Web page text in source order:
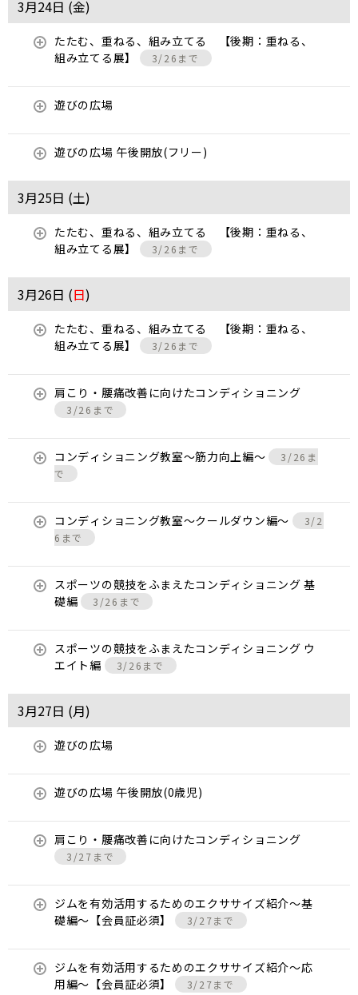
3月24日 (金)
たたむ、重ねる、組み立てる 【後期：重ねる、
組み立てる展】
3/26まで
遊びの広場
遊びの広場 午後開放(フリー)
3月25日 (土)
たたむ、重ねる、組み立てる 【後期：重ねる、
組み立てる展】
3/26まで
3月26日 (日)
たたむ、重ねる、組み立てる 【後期：重ねる、
組み立てる展】
3/26まで
肩こり・腰痛改善に向けたコンディショニング
3/26まで
コンディショニング教室〜筋力向上編〜
3/26ま
で
コンディショニング教室〜クールダウン編〜
3/2
6まで
スポーツの競技をふまえたコンディショニング 基
礎編
3/26まで
スポーツの競技をふまえたコンディショニング ウ
エイト編
3/26まで
3月27日 (月)
遊びの広場
遊びの広場 午後開放(0歳児)
肩こり・腰痛改善に向けたコンディショニング
3/27まで
ジムを有効活用するためのエクササイズ紹介〜基
礎編〜【会員証必須】
3/27まで
ジムを有効活用するためのエクササイズ紹介〜応
用編〜【会員証必須】
3/27まで